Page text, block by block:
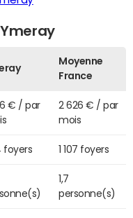
Moyenne
France
€ / par
2 626 € / par
mois
foyers 1 107 foyers
1,7
personne(s)